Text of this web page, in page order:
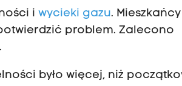
iwycieki gazu. Mieszkańcy
problem. Zalecono
było więcej, niż